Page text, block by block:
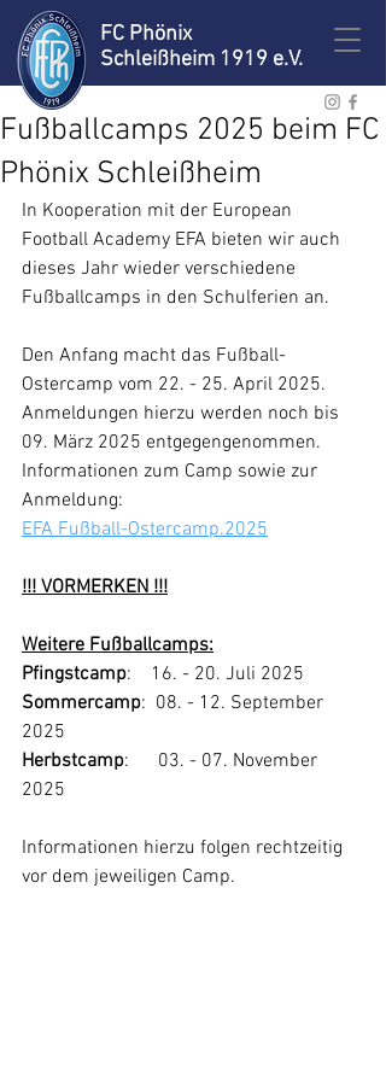
FC Phönix
Schleißheim 1919 e.V.
Fußballcamps 2025 beim FC
Phönix Schleißheim
In Kooperation mit der European
Football Academy EFA bieten wir auch
dieses Jahr wieder verschiedene
Fußballcamps in den Schulferien an.
Den Anfang macht das Fußball-
Ostercamp vom 22. - 25. April 2025.
Anmeldungen hierzu werden noch bis
09. März 2025 entgegengenommen.
Informationen zum Camp sowie zur
Anmeldung:
EFA Fußball-Ostercamp.2025
!!! VORMERKEN !!!
Weitere Fußballcamps:
Pfingstcamp:    16. - 20. Juli 2025
Sommercamp:  08. - 12. September
2025
Herbstcamp:      03. - 07. November
2025
Informationen hierzu folgen rechtzeitig
vor dem jeweiligen Camp.